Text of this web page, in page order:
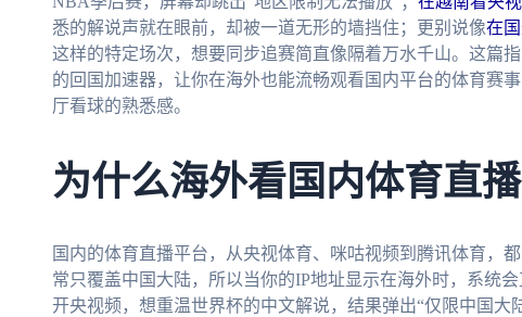
悉的解说声就在眼前，却被一道无形的墙挡住；更别说像在
这样的特定场次，想要同步追赛简直像隔着万水千山。这
的回国加速器，让你在海外也能流畅观看国内平台的体育赛
厅看球的熟悉感。
为什么海外看国内体育直播
国内的体育直播平台，从央视体育、咪咕视频到腾讯体育，
常只覆盖中国大陆，所以当你的IP地址显示在海外时，系统
开央视频，想重温世界杯的中文解说，结果弹出“仅限中国大